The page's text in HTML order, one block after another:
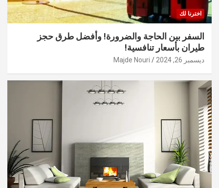
اخترنا لك
السفر بين الحاجة والضرورة! وأفضل طرق حجز
طيران بأسعار تنافسية!
ديسمبر 26, 2024 Majde Nouri